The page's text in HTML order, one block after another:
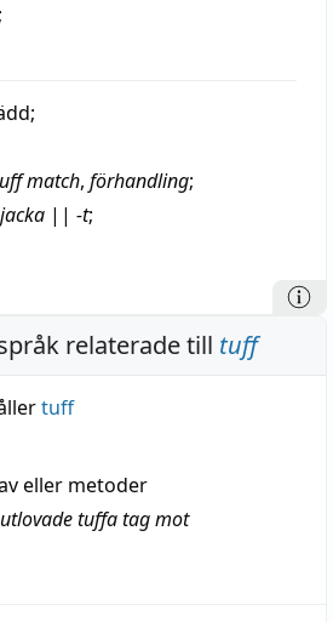
;
;
match, förhandling;
jacka || -t;
relaterade till tuff
tuff
eller metoder
tuffa tag mot